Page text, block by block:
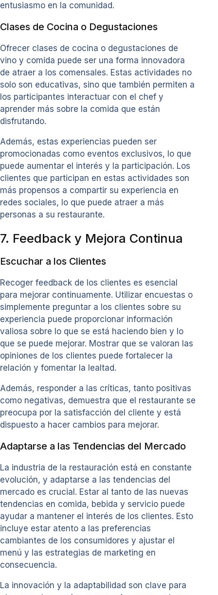
entusiasmo en la comunidad.
Clases de Cocina o Degustaciones
Ofrecer clases de cocina o degustaciones de
vino y comida puede ser una forma innovadora
de atraer a los comensales. Estas actividades no
solo son educativas, sino que también permiten a
los participantes interactuar con el chef y
aprender más sobre la comida que están
disfrutando.
Además, estas experiencias pueden ser
promocionadas como eventos exclusivos, lo que
puede aumentar el interés y la participación. Los
clientes que participan en estas actividades son
más propensos a compartir su experiencia en
redes sociales, lo que puede atraer a más
personas a su restaurante.
7. Feedback y Mejora Continua
Escuchar a los Clientes
Recoger feedback de los clientes es esencial
para mejorar continuamente. Utilizar encuestas o
simplemente preguntar a los clientes sobre su
experiencia puede proporcionar información
valiosa sobre lo que se está haciendo bien y lo
que se puede mejorar. Mostrar que se valoran las
opiniones de los clientes puede fortalecer la
relación y fomentar la lealtad.
Además, responder a las críticas, tanto positivas
como negativas, demuestra que el restaurante se
preocupa por la satisfacción del cliente y está
dispuesto a hacer cambios para mejorar.
Adaptarse a las Tendencias del Mercado
La industria de la restauración está en constante
evolución, y adaptarse a las tendencias del
mercado es crucial. Estar al tanto de las nuevas
tendencias en comida, bebida y servicio puede
ayudar a mantener el interés de los clientes. Esto
incluye estar atento a las preferencias
cambiantes de los consumidores y ajustar el
menú y las estrategias de marketing en
consecuencia.
La innovación y la adaptabilidad son clave para